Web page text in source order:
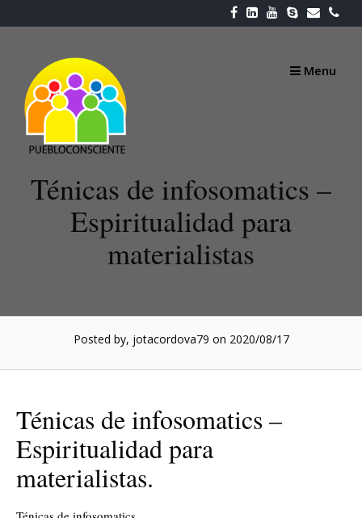
to
Menu
Ténicas de infosomatics –
Espiritualidad para
materialistas
Posted by, jotacordova79 on 2020/08/17
Ténicas de infosomatics –
Espiritualidad para
materialistas.